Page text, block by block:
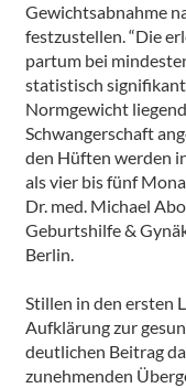
Gewichtsabnahme
festzustellen.“Die
partum bei
statistisch
Normgewicht
Schwangerschaft
den Hüften werden
als vier bis fünf
Dr. med. Michael
Geburtshilfe &
Berlin.
Stillen in den ersten
Aufklärung zur
deutlichen Beitrag
zunehmenden